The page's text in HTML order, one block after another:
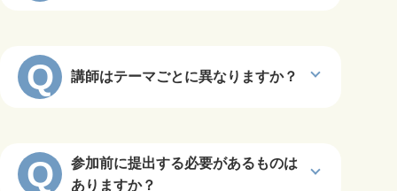
Q 講師はテーマごとに異なりますか？
Q
参加前に提出する必要があるものは
ありますか？